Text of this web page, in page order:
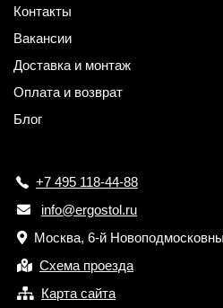
Контакты
Вакансии
Доставка и монтаж
Оплата и возврат
Блог
+7 495 118-44-88
info@ergostol.ru
Москва, 6-й
Схема проезда
Карта сайта